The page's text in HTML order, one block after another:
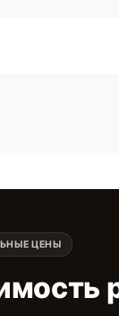
ЦЕНЫ